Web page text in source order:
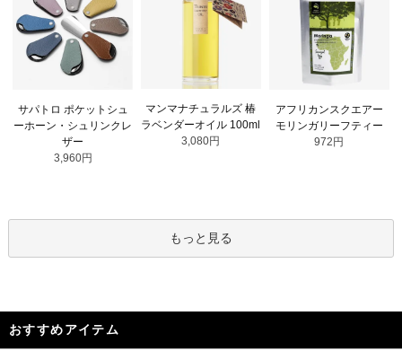
サパトロ ポケットシュ
ーホーン・シュリンクレ
ザー
3,960円
マンマナチュラルズ 椿
ラベンダーオイル 100ml
3,080円
アフリカンスクエアー
モリンガリーフティー
972円
もっと見る
おすすめアイテム